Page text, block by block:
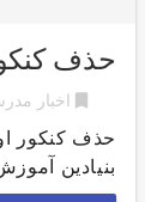
حذف
bookmark اخبار
حذف کنکور
بنیادین